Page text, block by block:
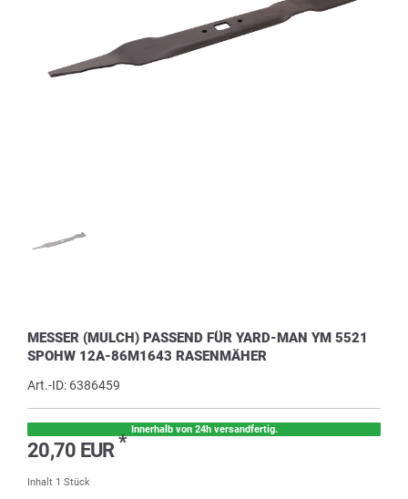
MESSER (MULCH) PASSEND FÜR YARD-MAN YM 5521
SPOHW 12A-86M1643 RASENMÄHER
Art.-ID: 6386459
Innerhalb von 24h versandfertig.
20,70 EUR*
Inhalt 1 Stück